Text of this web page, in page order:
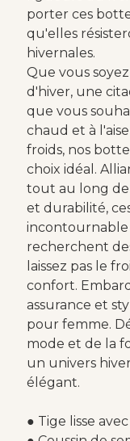
porter ces
qu'elles
hivernales.
Que vous
d'hiver, une
que vous
chaud et à
froids, nos
choix idéal.
tout au long
et durabilité,
recherchent
laissez pas le
confort.
assurance et
pour femme.
mode et de la
un univers
élégant.
● Tige lisse